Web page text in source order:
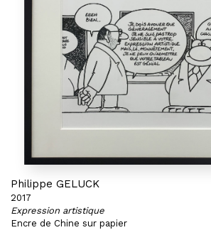
Philippe GELUCK
2017
Expression artistique
Encre de Chine sur papier